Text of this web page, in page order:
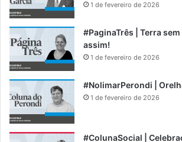
1 de fevereiro de 2026
#PaginaTrês | Terra sem
assim!
1 de fevereiro de 2026
#NolimarPerondi |
1 de fevereiro de 2026
#ColunaSocial |